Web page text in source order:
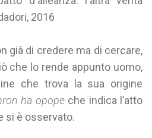
2016
già di credere ma di cercare,
che lo rende appunto uomo,
che trova la sua origine
ha opopeche indica l’atto
si è osservato.